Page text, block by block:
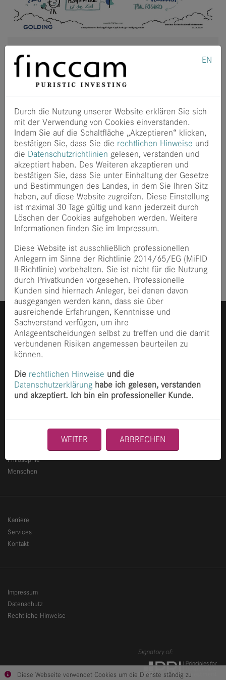
EN
Durch die Nutzung unserer Website erklären Sie sich
mit der Verwendung von Cookies einverstanden.
Indem Sie auf die Schaltfläche „Akzeptieren“ klicken,
bestätigen Sie, dass Sie die rechtlichen Hinweise und
die Datenschutzrichtlinien gelesen, verstanden und
akzeptiert haben. Des Weiteren akzeptieren und
bestätigen Sie, dass Sie unter Einhaltung der Gesetze
und Bestimmungen des Landes, in dem Sie Ihren Sitz
haben, auf diese Website zugreifen. Diese Einstellung
ist maximal 30 Tage gültig und kann jederzeit durch
Löschen der Cookies aufgehoben werden. Weitere
Informationen finden Sie im Impressum.
Diese Website ist ausschließlich professionellen
Anlegern im Sinne der Richtlinie 2014/65/EG (MiFID
II-Richtlinie) vorbehalten. Sie ist nicht für die Nutzung
durch Privatkunden vorgesehen. Professionelle
Kunden sind hiernach Anleger, bei denen davon
ausgegangen werden kann, dass sie über
ausreichende Erfahrungen, Kenntnisse und
Sachverstand verfügen, um ihre
Anlageentscheidungen selbst zu treffen und die damit
verbundenen Risiken angemessen beurteilen zu
können.
Die rechtlichen Hinweise und die
Datenschutzerklärung habe ich gelesen, verstanden
und akzeptiert. Ich bin ein professioneller Kunde.
WEITER ABBRECHEN
Vortrag beim Golding
Investoren&shy;seminar 2019
Vortrag beim Golding
Investorenseminar
2019
Unter dem Titel „Erfolgsfaktoren der langfristigen
Kapitalanlage“ konnten wir im Rahmen des
Investorenseminars 2019 von Golding Capital
Partners wesentliche Aspekte unserer
Anlagephilosophie vorstellen.
» mehr
Ganghoferstraße 70
80339 München
info@finccam.com
Philosophie
Menschen
Karriere
Services
Kontakt
Impressum
Datenschutz
Rechtliche Hinweise
Diese Webseite verwendet Cookies um die Dienste ständig zu